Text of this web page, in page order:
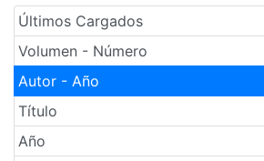
Últimos Cargados
Volumen - Número
Autor - Año
Título
Año